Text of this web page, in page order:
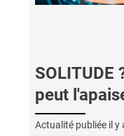
SOLITUDE
peut
Actualité publiée il y